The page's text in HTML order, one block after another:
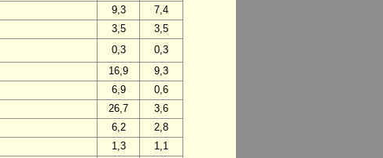
9,3
7,4
3,5
3,5
0,3
0,3
16,9
9,3
6,9
0,6
26,7
3,6
6,2
2,8
1,3
1,1